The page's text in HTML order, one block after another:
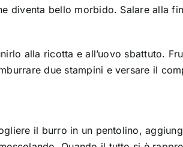
diventa bello morbido. Salare alla
alla ricotta e all’uovo sbattuto.
due stampini e versare il
il burro in un pentolino,